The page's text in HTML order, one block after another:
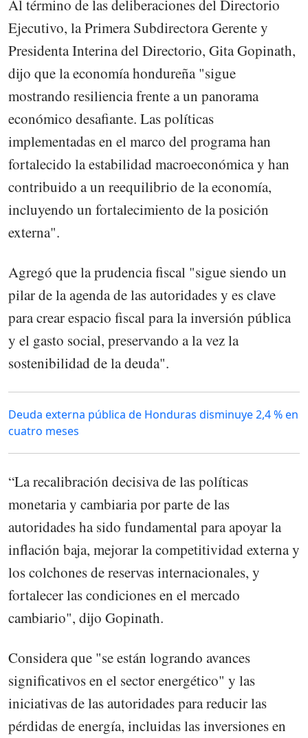
Al término de las deliberaciones del Directorio
Ejecutivo, la Primera Subdirectora Gerente y
Presidenta Interina del Directorio, Gita Gopinath,
dijo que la economía hondureña "sigue
mostrando resiliencia frente a un panorama
económico desafiante. Las políticas
implementadas en el marco del programa han
fortalecido la estabilidad macroeconómica y han
contribuido a un reequilibrio de la economía,
incluyendo un fortalecimiento de la posición
externa".
Agregó que la prudencia fiscal "sigue siendo un
pilar de la agenda de las autoridades y es clave
para crear espacio fiscal para la inversión pública
y el gasto social, preservando a la vez la
sostenibilidad de la deuda".
Deuda externa pública de Honduras disminuye 2,4 % en
cuatro meses
“La recalibración decisiva de las políticas
monetaria y cambiaria por parte de las
autoridades ha sido fundamental para apoyar la
inflación baja, mejorar la competitividad externa y
los colchones de reservas internacionales, y
fortalecer las condiciones en el mercado
cambiario", dijo Gopinath.
Considera que "se están logrando avances
significativos en el sector energético" y las
iniciativas de las autoridades para reducir las
pérdidas de energía, incluidas las inversiones en